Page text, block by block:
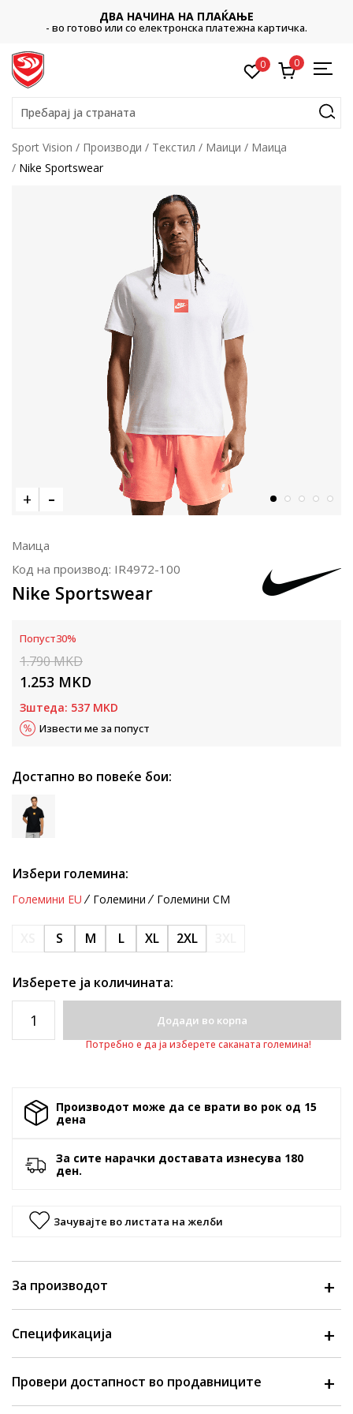
ДВА НАЧИНА НА ПЛАЌАЊЕ
- во готово или со електронска платежна картичка.
0 0
Пребарај ја страната
Sport Vision Производи Текстил Маици
Маица
Nike Sportswear
Маица
Код на производ: IR4972-100
Nike Sportswear
Попуст30%
1.790MKD
1.253 MKD
Зштеда: 537 MKD
Извести ме за попуст
Достапно во повеќе бои:
Избери големина:
Големини EU Големини Големини CM
S M L XL 2XL
Изберете ја количината:
Додади во корпа
Потребно е да ја изберете саканата големина!
Производот може да се врати во рок од 15
денa
За сите нарачки доставата изнесува 180
ден.
Зачувајте во листата на желби
За производот
Спецификација
Провери достапност во продавниците